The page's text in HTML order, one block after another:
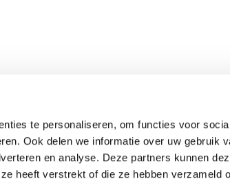
te personaliseren, om functies voor
Ook delen we informatie over uw gebruik
en analyse. Deze partners kunnen
heeft verstrekt of die ze hebben verzameld